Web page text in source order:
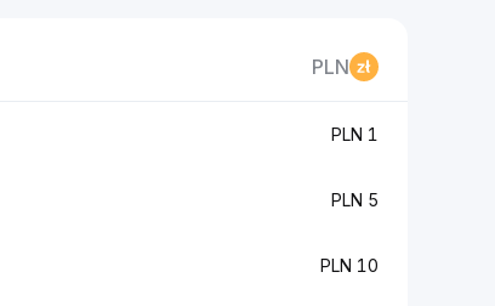
PLN
1 PLN
5 PLN
10 PLN